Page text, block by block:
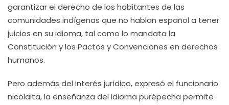
garantizar el derecho de los habitantes de las
comunidades indígenas que no hablan español a tener
juicios en su idioma, tal como lo mandata la
Constitución y los Pactos y Convenciones en derechos
humanos.
Pero además del interés jurídico, expresó el funcionario
nicolaita, la enseñanza del idioma purépecha permite